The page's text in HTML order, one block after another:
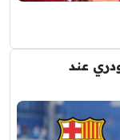
عند